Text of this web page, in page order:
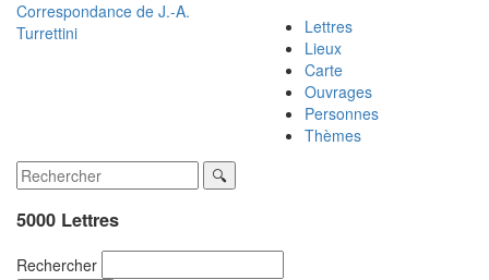
Correspondance de J.-A.
Turrettini
Lettres
Lieux
Carte
Ouvrages
Personnes
Thèmes
5000 Lettres
Rechercher